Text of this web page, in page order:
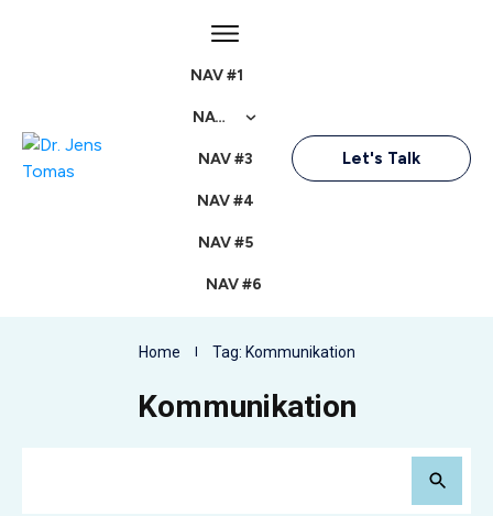
NAV #1
NAV #2
NAV #3
NAV #4
NAV #5
NAV #6
Let's Talk
Home I Tag: Kommunikation
Kommunikation